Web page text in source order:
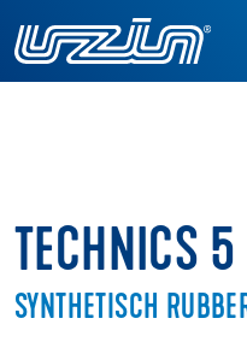
TECHNICS 5
SYNTHETISCH